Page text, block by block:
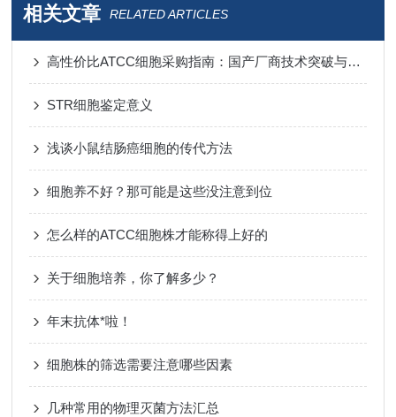
相关文章 RELATED ARTICLES
高性价比ATCC细胞采购指南：国产厂商技术突破与进口替代分析
STR细胞鉴定意义
浅谈小鼠结肠癌细胞的传代方法
细胞养不好？那可能是这些没注意到位
怎么样的ATCC细胞株才能称得上好的
关于细胞培养，你了解多少？
年末抗体*啦！
细胞株的筛选需要注意哪些因素
几种常用的物理灭菌方法汇总